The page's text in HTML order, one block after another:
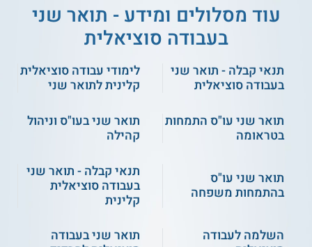
עוד מסלולים ומידע - תואר שני
בעבודה סוציאלית
תנאי קבלה - תואר שני
בעבודה סוציאלית
לימודי עבודה סוציאלית
קלינית לתואר שני
תואר שני עו"ס התמחות
בטראומה
תואר שני בעו"ס וניהול
קהילה
תואר שני עו"ס
בהתמחות משפחה
תנאי קבלה - תואר שני
בעבודה סוציאלית
קלינית
השלמה לעבודה
תואר שני בעבודה